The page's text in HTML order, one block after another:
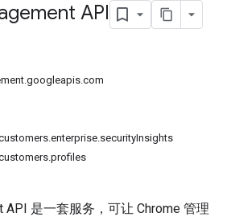
API
API 是一套服务，可让 Chrome 管理